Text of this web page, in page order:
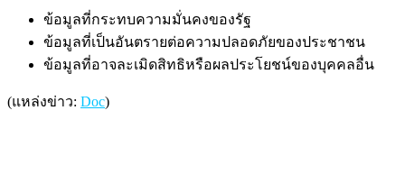
ข้อมูลที่กระทบความมั่นคงของรัฐ
ข้อมูลที่เป็นอันตรายต่อความปลอดภัยของประชาชน
ข้อมูลที่อาจละเมิดสิทธิหรือผลประโยชน์ของบุคคลอื่น
(แหล่งข่าว: Doc)